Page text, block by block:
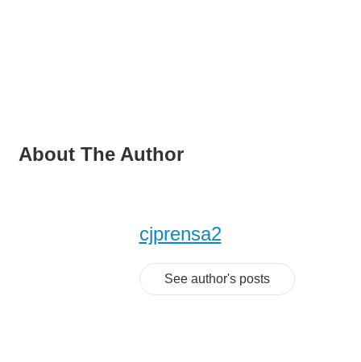
About The Author
cjprensa2
See author's posts